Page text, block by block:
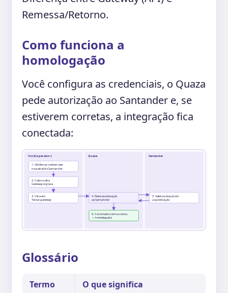
Remessa/Retorno.
Como funciona a
homologação
Você configura as credenciais, o Quaza
pede autorização ao Santander e, se
estiverem corretas, a integração fica
conectada:
Você (operador) Quaza Santander
1. Obtém as credenciais
no painel do Santander
2. Cola na aba
Gateway e grava
3. Clica em
Testar gateway
4. Pede autorização
ao Santander
6. Conectado com sucesso
— homologado
5. Valida e responde
a autorização
Glossário
Termo O que significa